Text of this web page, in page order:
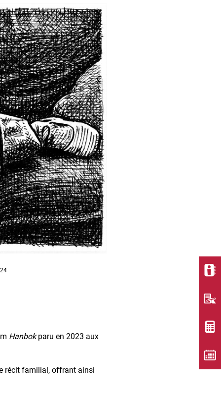
Hanbokparu en 2023 aux
récit familial, offrant ainsi